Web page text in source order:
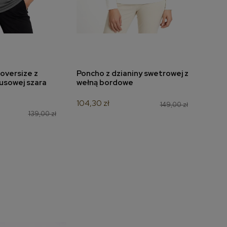
koszyka
z
szara
139,00 zł
dodaj do koszyka
Poncho z dzianiny swetrowej z
wełną bordowe
149,00 zł
104,30 zł